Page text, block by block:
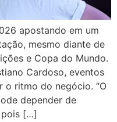
apostando em um
mesmo diante de
e Copa do Mundo.
Cardoso, eventos
o ritmo do negócio. “O
depender de
pois […]